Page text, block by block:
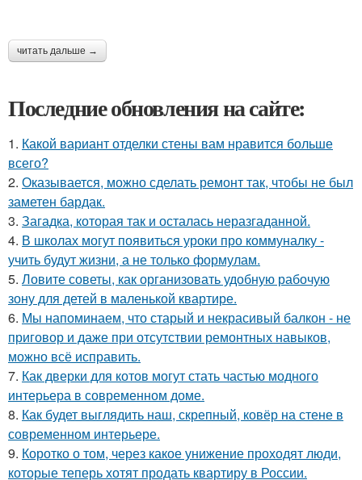
читать дальше →
Последние обновления на сайте:
1. Какой вариант отделки стены вам нравится больше
всего?
2. Оказывается, можно сделать ремонт так, чтобы не был
заметен бардак.
3. Загадка, которая так и осталась неразгаданной.
4. В школах могут появиться уроки про коммуналку -
учить будут жизни, а не только формулам.
5. Ловите советы, как организовать удобную рабочую
зону для детей в маленькой квартире.
6. Мы напоминаем, что старый и некрасивый балкон - не
приговор и даже при отсутствии ремонтных навыков,
можно всё исправить.
7. Как дверки для котов могут стать частью модного
интерьера в современном доме.
8. Как будет выглядить наш, скрепный, ковёр на стене в
современном интерьере.
9. Коротко о том, через какое унижение проходят люди,
которые теперь хотят продать квартиру в России.